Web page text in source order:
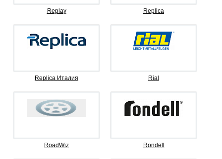
Replay Replica
Replica Италия Rial
RoadWiz Rondell